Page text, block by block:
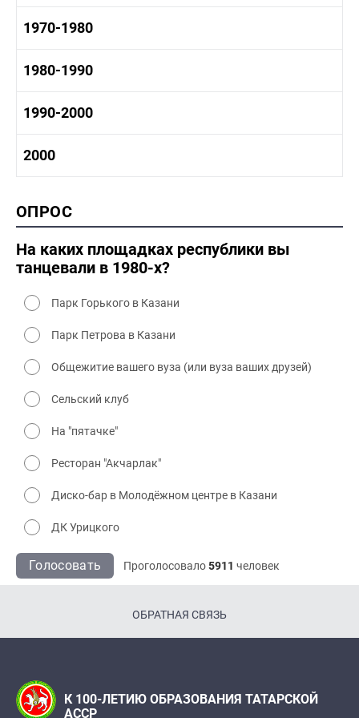
1950-1960 промышленность
1950-1960 культура
1960-1970 история
1960-1970 промышленность
1960-1970 культура
1970-1980
1970-1980 история
1970-1980 культура
1970 - 1980 быт
1980-1990
1980 -1990 история
1980-1990 культура
1990-2000
1990-2000 культура
2000
2000 промышленность
2000 культура
ОПРОС
На каких площадках республики вы
танцевали в 1980-х?
Парк Горького в Казани
Парк Петрова в Казани
Общежитие вашего вуза (или вуза ваших друзей)
Сельский клуб
На "пятачке"
Ресторан "Акчарлак"
Диско-бар в Молодёжном центре в Казани
ДК Урицкого
Голосовать Проголосовало5911 человек
ОБРАТНАЯ СВЯЗЬ
К 100-ЛЕТИЮ ОБРАЗОВАНИЯ ТАТАРСКОЙ
АССР